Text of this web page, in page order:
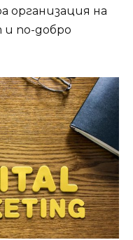
организация на
по-добро